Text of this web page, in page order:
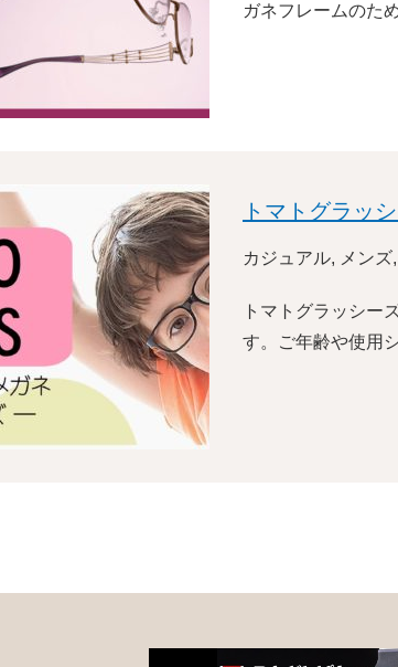
ガネフレームのた
トマトグラッ
カジュアル, メンズ
トマトグラッシー
す。ご年齢や使用